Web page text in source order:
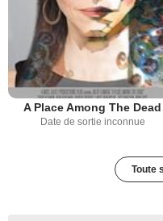
A Place Among The Dead
Date de sortie inconnue
Toute